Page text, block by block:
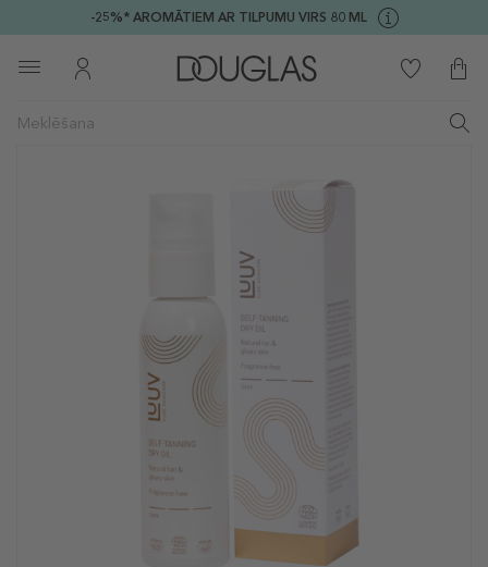
-25%* AROMĀTIEM AR TILPUMU VIRS 80 ML